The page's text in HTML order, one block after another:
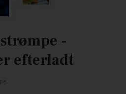
-
efterladt